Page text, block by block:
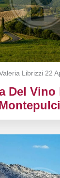
Librizzi 22
Del Vino